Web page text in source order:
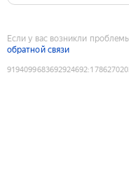
Если у вас возникли
обратной связи
9194099683692924692: